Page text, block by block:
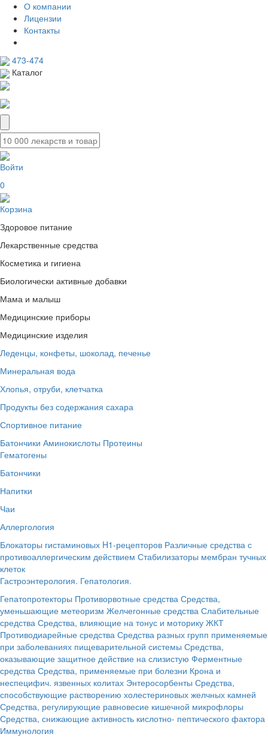
О компании
Лицензии
Контакты
473-474
Каталог
Войти
0
Корзина
Здоровое питание
Лекарственные средства
Косметика и гигиена
Биологически активные добавки
Мама и малыш
Медицинские приборы
Медицинские изделия
Леденцы, конфеты, шоколад, печенье
Минеральная вода
Хлопья, отруби, клетчатка
Продукты без содержания сахара
Спортивное питание
Батончики Аминокислоты Протеины
Гематогены
Батончики
Напитки
Чаи
Аллергология
Блокаторы гистаминовых H1-рецепторов Различные средства с
противоаллергическим действием Стабилизаторы мембран тучных
клеток
Гастроэнтерология. Гепатология.
Гепатопротекторы Противорвотные средства Средства,
уменьшающие метеоризм Желчегонные средства Слабительные
средства Средства, влияющие на тонус и моторику ЖКТ
Противодиарейные средства Средства разных групп применяемые
при заболеваниях пищеварительной системы Средства,
оказывающие защитное действие на слизистую Ферментные
средства Средства, применяемые при болезни Крона и
неспецифич. язвенных колитах Энтеросорбенты Средства,
способствующие растворению холестериновых желчных камней
Средства, регулирующие равновесие кишечной микрофлоры
Средства, снижающие активность кислотно- пептического фактора
Иммунология